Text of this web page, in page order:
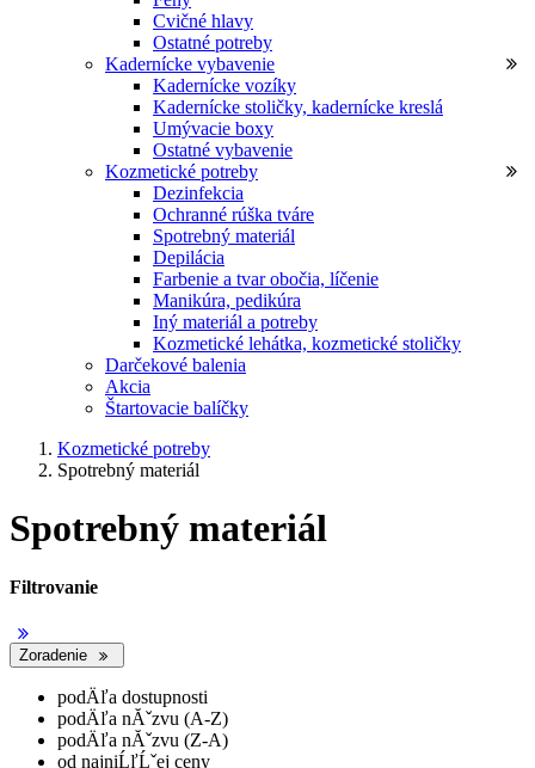
Cvičné hlavy
Ostatné potreby
Kadernícke vybavenie
Kadernícke vozíky
Kadernícke stoličky, kadernícke kreslá
Umývacie boxy
Ostatné vybavenie
Kozmetické potreby
Dezinfekcia
Ochranné rúška tváre
Spotrebný materiál
Depilácia
Farbenie a tvar obočia, líčenie
Manikúra, pedikúra
Iný materiál a potreby
Kozmetické lehátka, kozmetické stoličky
Darčekové balenia
Akcia
Štartovacie balíčky
Kozmetické potreby
Spotrebný materiál
Spotrebný materiál
Filtrovanie
Zoradenie
podÄľa dostupnosti
podÄľa nĂˇzvu (A-Z)
podÄľa nĂˇzvu (Z-A)
od najniĹľĹˇej ceny